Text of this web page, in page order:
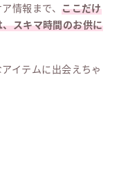
情報まで、ここだけ
スキマ時間のお供に
イテムに出会えちゃ